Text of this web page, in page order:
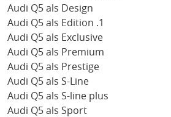
Audi Q5 als Design
Audi Q5 als Edition .1
Audi Q5 als Exclusive
Audi Q5 als Premium
Audi Q5 als Prestige
Audi Q5 als S-Line
Audi Q5 als S-line plus
Audi Q5 als Sport